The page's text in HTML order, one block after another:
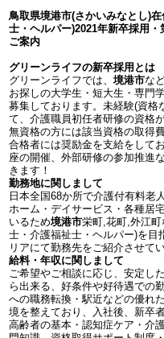
鳥取県境港市(さかいみなとし)
士・ヘルパー)2021年新卒採用
ご案内
グリーンライフの新卒採用とは
グリーンライフでは、境港市な
お探しの大学生・短大生・専門
募集しております。未経験(資格
て、介護職員初任者研修の資格
無資格の方には該当資格の取得
合格者には奨励金を支給をして
座の開催、外部研修の参加推進
きます！
勤務地に関しまして
日本全国68か所で介護付有料老
ホーム・デイサービス・各種居
いるため境港市栄町,花町,外江
士・介護福祉士・ヘルパー)を目
リアにて勤務先をご紹介させて
給料・年収に関しまして
ご希望やご相談に応じ、安定し
ら出来る、好条件や好待遇での
への職務転換・駅近などの優れ
境を整えており、入社後、新卒
高齢者の基本・認知症ケア・介